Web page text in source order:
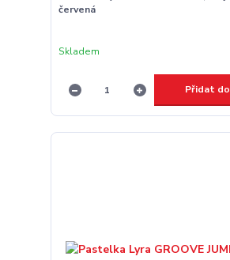
červená
Skladem
Přidat